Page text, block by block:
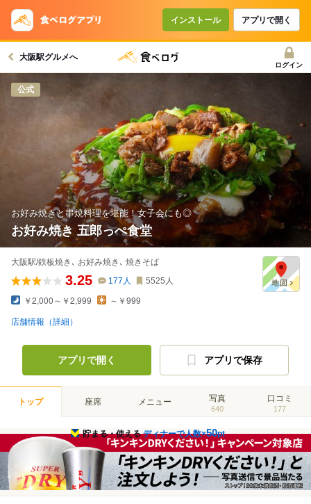
インストール アプリで開く
大阪駅グルメへ
ログイン
公式
お好み焼きと串焼料理を堪能！女子会にも◎
お好み焼き 五郎っぺ食堂
大阪駅/鉄板焼き､ お好み焼き､ 焼きそば
3.25 177 人 5525 人
￥2,000～￥2,999 ～￥999
店舗情報（詳細）
アプリで開く アプリで保存
トップ 座席 メニュー 写真
640
口コミ
177
貯まる・使えるディナーで人数×50pt